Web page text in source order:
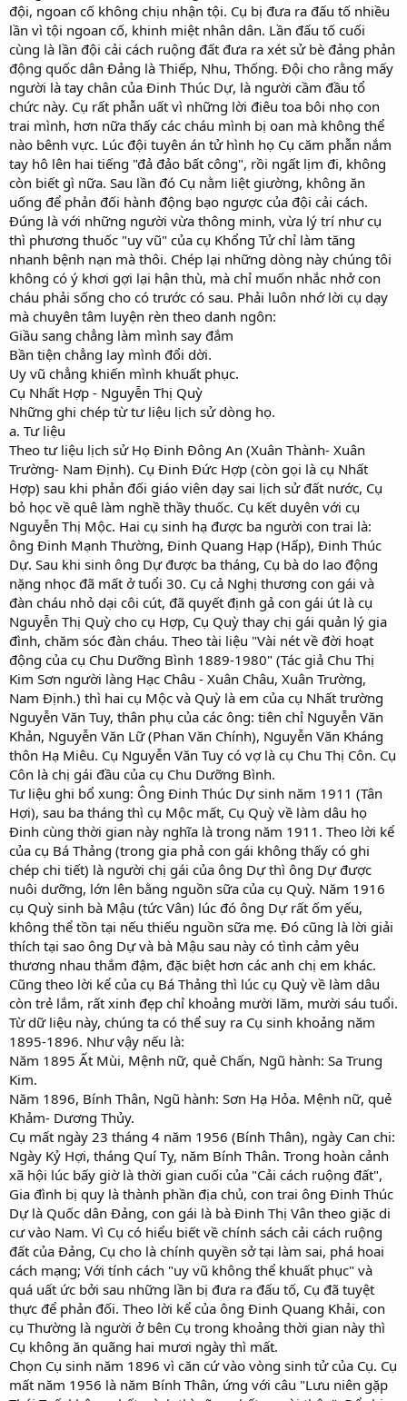
đội, ngoan cố không chịu nhận tội. Cụ bị đưa ra đấu tố nhiều
lần vì tội ngoan cố, khinh miệt nhân dân. Lần đấu tố cuối
cùng là lần đội cải cách ruộng đất đưa ra xét sử bè đảng phản
động quốc dân Đảng là Thiếp, Nhu, Thống. Đội cho rằng mấy
người là tay chân của Đinh Thúc Dự, là người cầm đầu tổ
chức này. Cụ rất phẫn uất vì những lời điêu toa bôi nhọ con
trai mình, hơn nữa thấy các cháu mình bị oan mà không thể
nào bênh vực. Lúc đội tuyên án tử hình họ Cụ căm phẫn nắm
tay hô lên hai tiếng "đả đảo bất công", rồi ngất lịm đi, không
còn biết gì nữa. Sau lần đó Cụ nằm liệt giường, không ăn
uống để phản đối hành động bạo ngược của đội cải cách.
Đúng là với những người vừa thông minh, vừa lý trí như cụ
thì phương thuốc "uy vũ" của cụ Khổng Tử chỉ làm tăng
nhanh bệnh nạn mà thôi. Chép lại những dòng này chúng tôi
không có ý khơi gợi lại hận thù, mà chỉ muốn nhắc nhở con
cháu phải sống cho có trước có sau. Phải luôn nhớ lời cụ dạy
mà chuyên tâm luyện rèn theo danh ngôn:
Giầu sang chẳng làm mình say đắm
Bần tiện chẳng lay mình đổi dời.
Uy vũ chẳng khiến mình khuất phục.
Cụ Nhất Hợp - Nguyễn Thị Quỳ
Những ghi chép từ tư liệu lịch sử dòng họ.
a. Tư liệu
Theo tư liệu lịch sử Họ Đinh Đông An (Xuân Thành- Xuân
Trường- Nam Định). Cụ Đinh Đức Hợp (còn gọi là cụ Nhất
Hợp) sau khi phản đối giáo viên dạy sai lịch sử đất nước, Cụ
bỏ học về quê làm nghề thầy thuốc. Cụ kết duyên với cụ
Nguyễn Thị Mộc. Hai cụ sinh hạ được ba người con trai là:
ông Đinh Mạnh Thường, Đinh Quang Hạp (Hấp), Đinh Thúc
Dự. Sau khi sinh ông Dự được ba tháng, Cụ bà do lao động
nặng nhọc đã mất ở tuổi 30. Cụ cả Nghị thương con gái và
đàn cháu nhỏ dại côi cút, đã quyết định gả con gái út là cụ
Nguyễn Thị Quỳ cho cụ Hợp, Cụ Quỳ thay chị gái quản lý gia
đình, chăm sóc đàn cháu. Theo tài liệu "Vài nét về đời hoạt
động của cụ Chu Dưỡng Bình 1889-1980" (Tác giả Chu Thị
Kim Sơn người làng Hạc Châu - Xuân Châu, Xuân Trường,
Nam Định.) thì hai cụ Mộc và Quỳ là em của cụ Nhất trường
Nguyễn Văn Tuy, thân phụ của các ông: tiên chỉ Nguyễn Văn
Khản, Nguyễn Văn Lữ (Phan Văn Chính), Nguyễn Văn Kháng
thôn Hạ Miêu. Cụ Nguyễn Văn Tuy có vợ là cụ Chu Thị Côn. Cụ
Côn là chị gái đầu của cụ Chu Dưỡng Bình.
Tư liệu ghi bổ xung: Ông Đinh Thúc Dự sinh năm 1911 (Tân
Hợi), sau ba tháng thì cụ Mộc mất, Cụ Quỳ về làm dâu họ
Đinh cùng thời gian này nghĩa là trong năm 1911. Theo lời kể
của cụ Bá Thảng (trong gia phả con gái không thấy có ghi
chép chi tiết) là người chị gái của ông Dự thì ông Dự được
nuôi dưỡng, lớn lên bằng nguồn sữa của cụ Quỳ. Năm 1916
cụ Quỳ sinh bà Mậu (tức Vân) lúc đó ông Dự rất ốm yếu,
không thể tồn tại nếu thiếu nguồn sữa mẹ. Đó cũng là lời giải
thích tại sao ông Dự và bà Mậu sau này có tình cảm yêu
thương nhau thắm đậm, đặc biệt hơn các anh chị em khác.
Cũng theo lời kể của cụ Bá Thảng thì lúc cụ Quỳ về làm dâu
còn trẻ lắm, rất xinh đẹp chỉ khoảng mười lăm, mười sáu tuổi.
Từ dữ liệu này, chúng ta có thể suy ra Cụ sinh khoảng năm
1895-1896. Như vậy nếu là:
Năm 1895 Ất Mùi, Mệnh nữ, quẻ Chấn, Ngũ hành: Sa Trung
Kim.
Năm 1896, Bính Thân, Ngũ hành: Sơn Hạ Hỏa. Mệnh nữ, quẻ
Khảm- Dương Thủy.
Cụ mất ngày 23 tháng 4 năm 1956 (Bính Thân), ngày Can chi:
Ngày Kỷ Hợi, tháng Quí Tỵ, năm Bính Thân. Trong hoàn cảnh
xã hội lúc bấy giờ là thời gian cuối của "Cải cách ruộng đất",
Gia đình bị quy là thành phần địa chủ, con trai ông Đinh Thúc
Dự là Quốc dân Đảng, con gái là bà Đinh Thị Vân theo giặc di
cư vào Nam. Vì Cụ có hiểu biết về chính sách cải cách ruộng
đất của Đảng, Cụ cho là chính quyền sở tại làm sai, phá hoai
cách mạng; Với tính cách "uy vũ không thể khuất phục" và
quá uất ức bởi sau những lần bị đưa ra đấu tố, Cụ đã tuyệt
thực để phản đối. Theo lời kể của ông Đinh Quang Khải, con
cụ Thường là người ở bên Cụ trong khoảng thời gian này thì
Cụ không ăn quãng hai mươi ngày thì mất.
Chọn Cụ sinh năm 1896 vì căn cứ vào vòng sinh tử của Cụ. Cụ
mất năm 1956 là năm Bính Thân, ứng với câu "Lưu niên gặp